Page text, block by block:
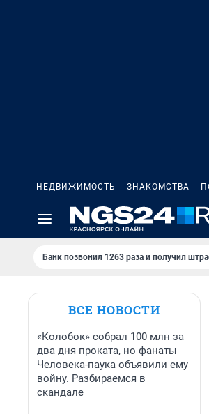
НЕДВИЖИМОСТЬ ЗНАКОМСТВА
Банк позвонил 1263 раза и получил
ВСЕ НОВОСТИ
«Колобок» собрал 100 млн за
два дня проката, но фанаты
Человека-паука объявили ему
войну. Разбираемся в
скандале